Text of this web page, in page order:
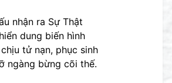
nhận ra Sự Thật
dung biến hình
tử nạn, phục sinh
ngàng bừng cõi thế.